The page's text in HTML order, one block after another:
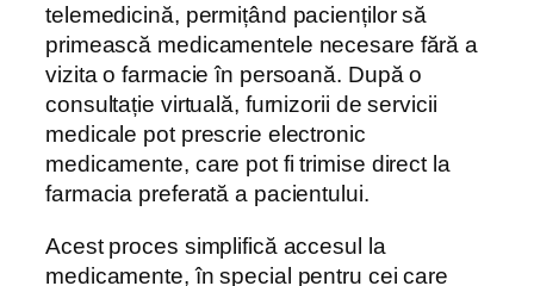
telemedicină, permițând pacienților să
primească medicamentele necesare fără a
vizita o farmacie în persoană. După o
consultație virtuală, furnizorii de servicii
medicale pot prescrie electronic
medicamente, care pot fi trimise direct la
farmacia preferată a pacientului.
Acest proces simplifică accesul la
medicamente, în special pentru cei care